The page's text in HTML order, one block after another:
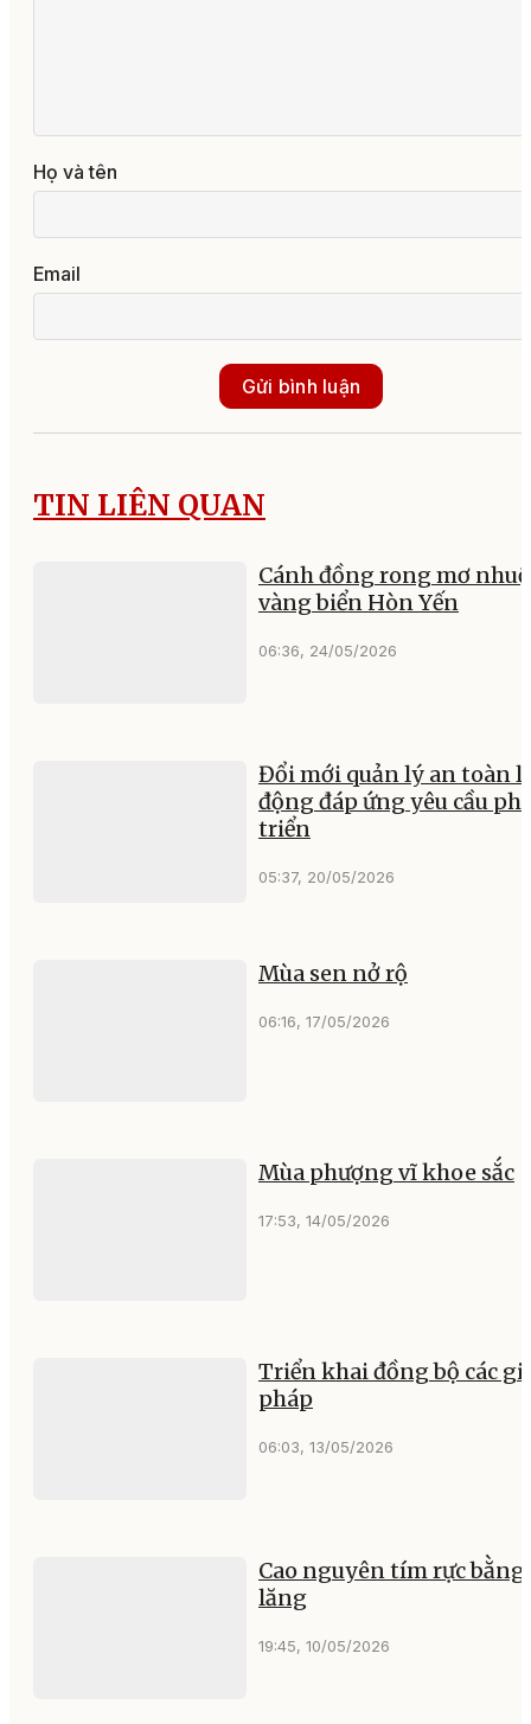
Họ và tên
Email
Gửi bình luận
TIN LIÊN QUAN
Cánh đồng rong mơ
vàng biển Hòn Yến
06:36, 24/05/2026
Đổi mới quản lý an toàn
động đáp ứng yêu cầu
triển
05:37, 20/05/2026
Mùa sen nở rộ
06:16, 17/05/2026
Mùa phượng vĩ khoe sắc
17:53, 14/05/2026
Triển khai đồng bộ các
pháp
06:03, 13/05/2026
Cao nguyên tím rực bằng
lăng
19:45, 10/05/2026